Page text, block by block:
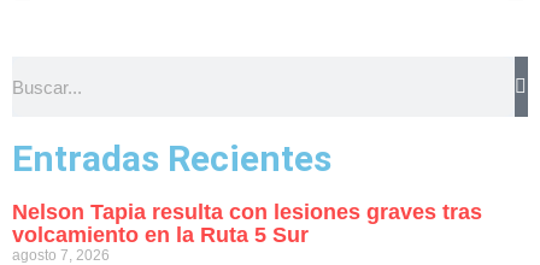
Entradas Recientes
Nelson Tapia resulta con lesiones graves tras
volcamiento en la Ruta 5 Sur
agosto 7, 2026